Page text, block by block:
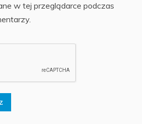
w tej przeglądarce podczas